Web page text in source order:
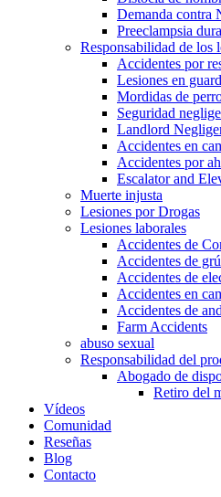
Demanda contra
Preeclampsia
Responsabilidad de los
Accidentes por
Lesiones en
Mordidas de
Seguridad
Landlord
Accidentes en
Accidentes por
Escalator and
Muerte injusta
Lesiones por Drogas
Lesiones laborales
Accidentes de
Accidentes de
Accidentes de
Accidentes en
Accidentes de
Farm Accidents
abuso sexual
Responsabilidad del
Abogado de
Retiro del
Vídeos
Comunidad
Reseñas
Blog
Contacto